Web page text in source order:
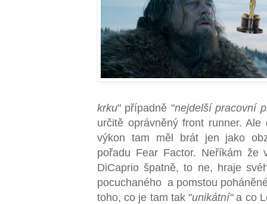
krku" případně "nejdelší pracovní
určitě oprávněný front runner.
výkon tam měl brát jen jako
pořadu Fear Factor. Neříkám
DiCaprio špatně, to ne, hraje
pocuchaného a pomstou
toho, co je tam tak "unikátní"a co